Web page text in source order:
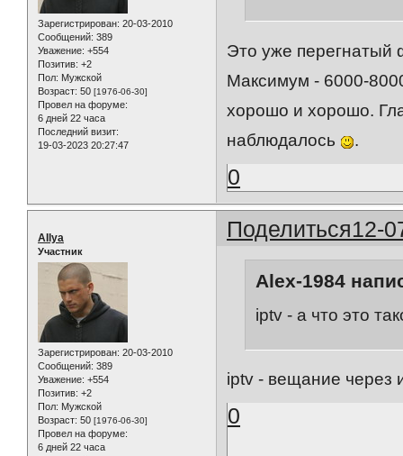
Зарегистрирован: 20-03-2010
Сообщений: 389
Уважение: +554
Позитив: +2
Пол: Мужской
Возраст: 50 [1976-06-30]
Провел на форуме:
6 дней 22 часа
Последний визит:
19-03-2023 20:27:47
Это уже перегнатый
Максимум - 6000-
хорошо и хорошо.
наблюдалось
.
0
Поделиться12-
AIlya
Участник
Зарегистрирован: 20-03-2010
Сообщений: 389
Уважение: +554
Позитив: +2
Пол: Мужской
Возраст: 50 [1976-06-30]
Провел на форуме:
6 дней 22 часа
Alex-1984
iptv - а что это
iptv - вещание через
0